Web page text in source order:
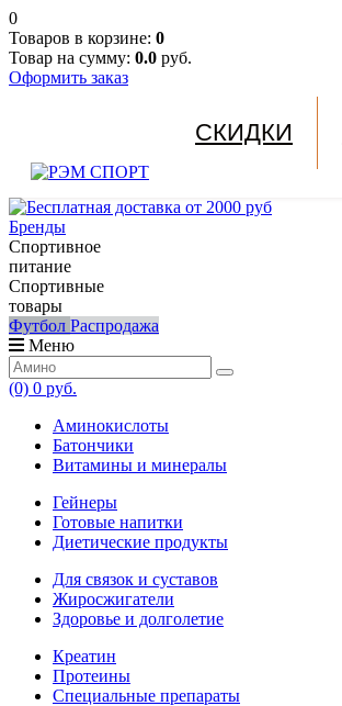
0
Товаров в корзине: 0
Товар на сумму: 0.0 руб.
Оформить заказ
СКИДКИ
Бренды
Спортивное
питание
Спортивные
товары
Футбол Распродажа
Меню
(0) 0 руб.
Аминокислоты
Батончики
Витамины и минералы
Гейнеры
Готовые напитки
Диетические продукты
Для связок и суставов
Жиросжигатели
Здоровье и долголетие
Креатин
Протеины
Специальные препараты